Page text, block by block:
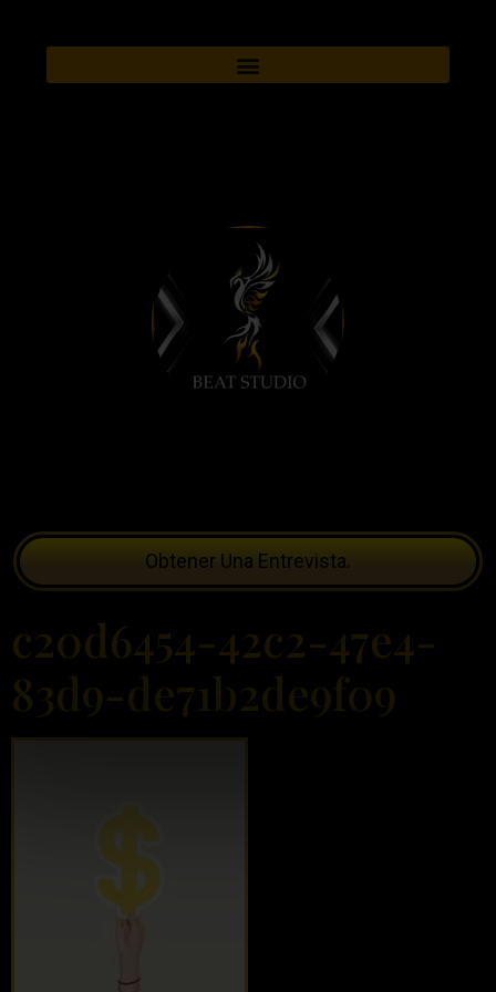
Obtener Una Entrevista.
c20d6454-42c2-47e4-
83d9-de71b2de9f09